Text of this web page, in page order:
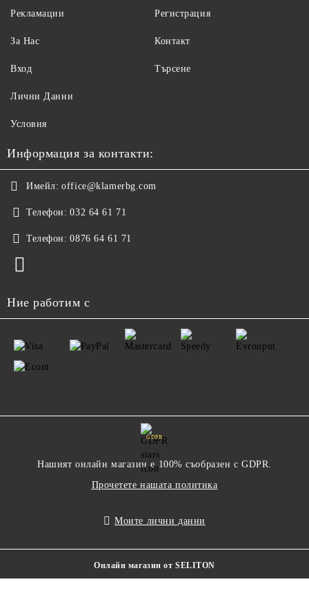
Рекламации
За Нас
Вход
Регистрация
Контакт
Търсене
Лични Данни
Условия
Информация за контакти:
Имейл: office@klamerbg.com
Телефон: 032 64 61 71
Телефон: 0876 64 61 71
Ние работим с
GDPR
Нашият онлайн магазин е 100% съобразен с GDPR.
Прочетете нашата политика
Моите лични данни
Онлайн магазин от SELITON